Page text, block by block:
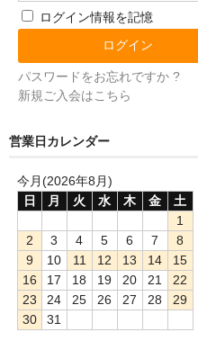
ログイン情報を記憶
パスワードをお忘れですか ?
新規ご入会はこちら
営業日カレンダー
今月(2026年8月)
日
月 火 水 木 金
土
1
2
3 4 5 6 7
8
9
10 11 12 13 14
15
16
17 18 19 20 21
22
23
24 25 26 27 28
29
30
31